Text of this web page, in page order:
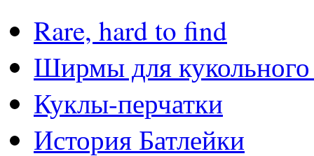
Rare, hard to find
Ширмы для кукольного
Куклы-перчатки
История Батлейки